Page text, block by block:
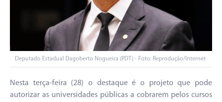
Deputado Estadual Dagoberto Nogueira (PDT) - Foto: Reprodução/Internet
Nesta terça-feira (28) o destaque é o projeto que pode
autorizar as universidades públicas a cobrarem pelos cursos